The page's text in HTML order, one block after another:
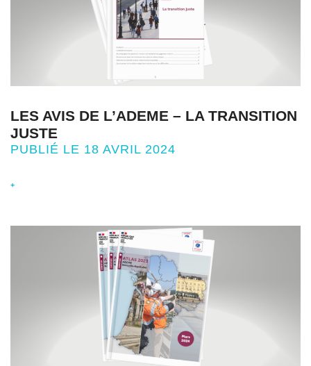
LES AVIS DE L’ADEME – LA TRANSITION
JUSTE
PUBLIÉ LE 18 AVRIL 2024
+